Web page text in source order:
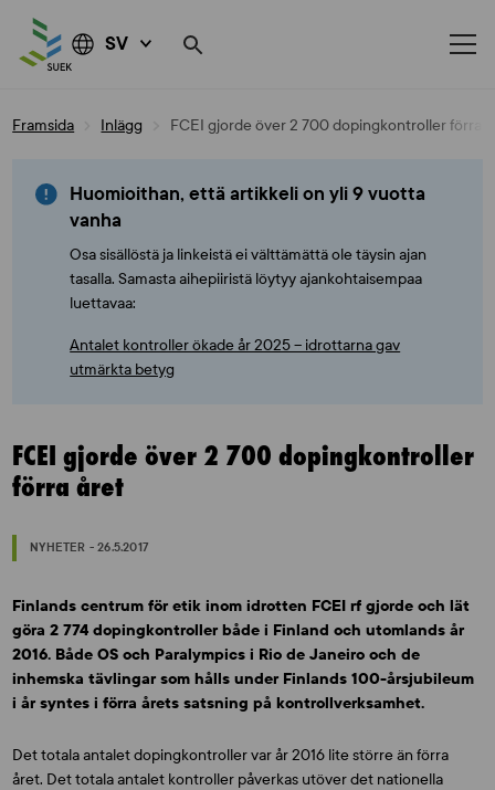
SV
Framsida Inlägg FCEI gjorde över 2 700 dopingkontroller förra
Huomioithan, että artikkeli on yli 9 vuotta
vanha
Osa sisällöstä ja linkeistä ei välttämättä ole täysin ajan
tasalla. Samasta aihepiiristä löytyy ajankohtaisempaa
luettavaa:
Antalet kontroller ökade år 2025 – idrottarna gav
utmärkta betyg
FCEI gjorde över 2 700 dopingkontroller
förra året
NYHETER - 26.5.2017
Finlands centrum för etik inom idrotten FCEI rf gjorde och lät
göra 2 774 dopingkontroller både i Finland och utomlands år
2016. Både OS och Paralympics i Rio de Janeiro och de
inhemska tävlingar som hålls under Finlands 100-årsjubileum
i år syntes i förra årets satsning på kontrollverksamhet.
Det totala antalet dopingkontroller var år 2016 lite större än förra
året. Det totala antalet kontroller påverkas utöver det nationella